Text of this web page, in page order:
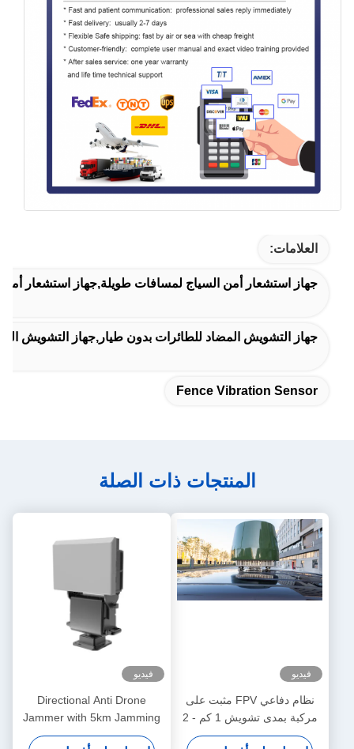
العلامات:
جهاز استشعار أمن السياج لمسافات طويلة,جهاز استشعار أمن
جهاز التشويش المضاد للطائرات بدون طيار,جهاز التشويش
Fence Vibration Sensor
المنتجات ذات الصلة
فيديو
نظام دفاعي FPV مثبت على
مركبة بمدى تشويش 1 كم - 2
كم، جهاز تشويش مضاد
فيديو
Directional Anti Drone
Jammer with 5km Jamming
Radius 360° Target Tracking